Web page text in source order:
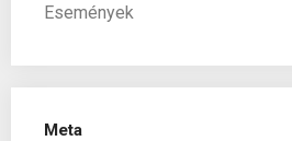
Események
Meta